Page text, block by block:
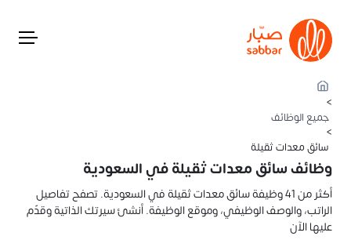
>
جميع الوظائف
>
سائق معدات ثقيلة
وظائف سائق معدات ثقيلة في السعودية
أكثر من 41 وظيفة سائق معدات ثقيلة في السعودية. تصفح تفاصيل
الراتب، والوصف الوظيفي، وموقع الوظيفة. أنشئ سيرتك الذاتية وقدّم
عليها الآن